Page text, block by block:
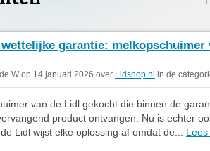
garantie: melkopschuimer
W op 14 januari 2026 over Lidshop.nl in de
van de Lidl gekocht die binnen de
product ontvangen. Nu is echter
Lidl wijst elke oplossing af omdat de...